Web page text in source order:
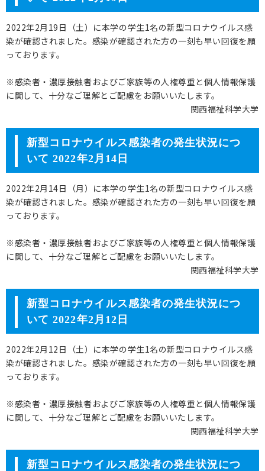
2022年2月19日（土）に本学の学生1名の新型コロナウイルス感
染が確認されました。感染が確認された方の一刻も早い回復を願
っております。
※感染者・濃厚接触者およびご家族等の人権尊重と個人情報保護
に関して、十分なご理解とご配慮をお願いいたします。
関西福祉科学大学
新型コロナウイルス感染者の発生状況につ
いて 2022年2月14日
2022年2月14日（月）に本学の学生1名の新型コロナウイルス感
染が確認されました。感染が確認された方の一刻も早い回復を願
っております。
※感染者・濃厚接触者およびご家族等の人権尊重と個人情報保護
に関して、十分なご理解とご配慮をお願いいたします。
関西福祉科学大学
新型コロナウイルス感染者の発生状況につ
いて 2022年2月12日
2022年2月12日（土）に本学の学生1名の新型コロナウイルス感
染が確認されました。感染が確認された方の一刻も早い回復を願
っております。
※感染者・濃厚接触者およびご家族等の人権尊重と個人情報保護
に関して、十分なご理解とご配慮をお願いいたします。
関西福祉科学大学
新型コロナウイルス感染者の発生状況につ